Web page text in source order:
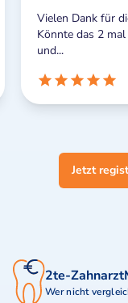
Vielen Dank für
Könnte das 2
und...
Jetzt
2te-
Wer nicht